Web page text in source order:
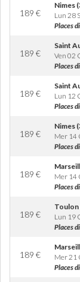
189 €
Nimes
Lun 28
Places
189 €
Saint
Ven 02
Places
189 €
Saint
Lun 12
Places
189 €
Nimes
Mer 14
Places
189 €
Mer 14
Places
189 €
Toulon
Lun 19
Places
189 €
Mer 21
Places